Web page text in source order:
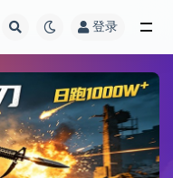
登录